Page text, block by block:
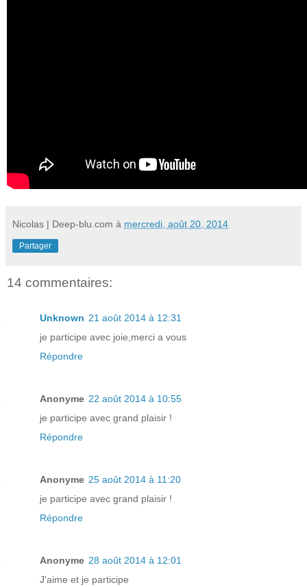
Nicolas | Deep-blu.com à mercredi, août 20, 2014
Partager
14 commentaires:
Unknown 21 août 2014 à 12:31
je participe avec joie,merci a vous
Répondre
Anonyme 22 août 2014 à 10:55
je participe avec grand plaisir !
Répondre
Anonyme 25 août 2014 à 11:20
je participe avec grand plaisir !
Répondre
Anonyme 28 août 2014 à 12:01
J'aime et je participe